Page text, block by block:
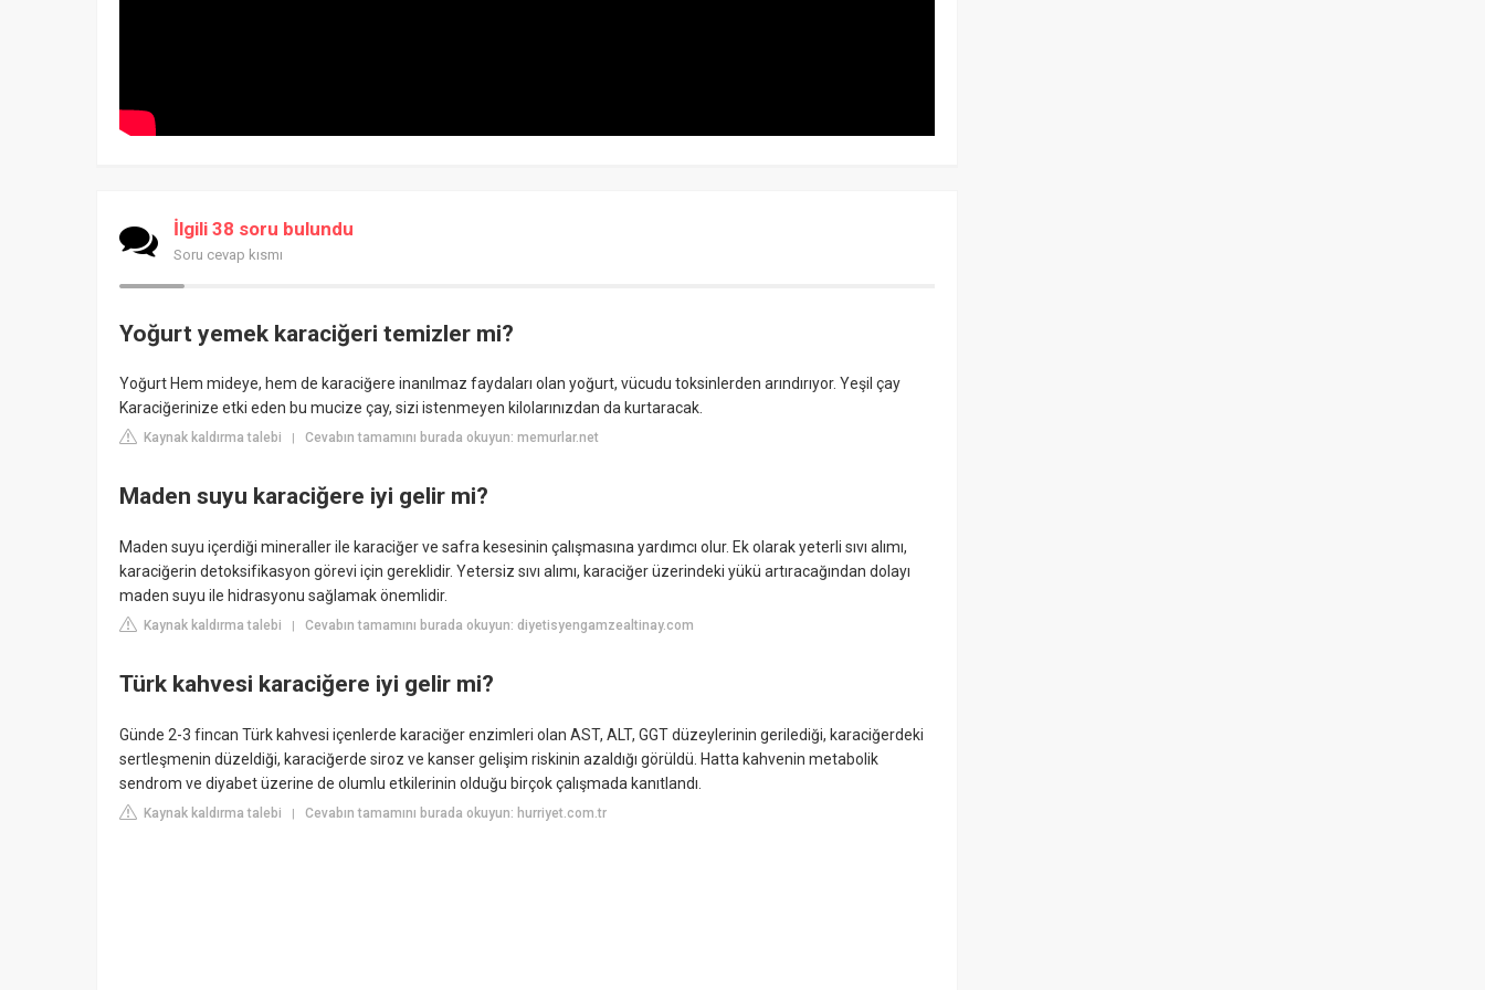
İlgili 38 soru bulundu
Soru cevap kısmı
Yoğurt yemek karaciğeri temizler mi?
Yoğurt Hem mideye, hem de karaciğere inanılmaz faydaları olan yoğurt, vücudu toksinlerden arındırıyor. Yeşil çay
Karaciğerinize etki eden bu mucize çay, sizi istenmeyen kilolarınızdan da kurtaracak.
Kaynak kaldırma talebi | Cevabın tamamını burada okuyun: memurlar.net
Maden suyu karaciğere iyi gelir mi?
Maden suyu içerdiği mineraller ile karaciğer ve safra kesesinin çalışmasına yardımcı olur. Ek olarak yeterli sıvı alımı,
karaciğerin detoksifikasyon görevi için gereklidir. Yetersiz sıvı alımı, karaciğer üzerindeki yükü artıracağından dolayı
maden suyu ile hidrasyonu sağlamak önemlidir.
Kaynak kaldırma talebi | Cevabın tamamını burada okuyun: diyetisyengamzealtinay.com
Türk kahvesi karaciğere iyi gelir mi?
Günde 2-3 fincan Türk kahvesi içenlerde karaciğer enzimleri olan AST, ALT, GGT düzeylerinin gerilediği, karaciğerdeki
sertleşmenin düzeldiği, karaciğerde siroz ve kanser gelişim riskinin azaldığı görüldü. Hatta kahvenin metabolik
sendrom ve diyabet üzerine de olumlu etkilerinin olduğu birçok çalışmada kanıtlandı.
Kaynak kaldırma talebi | Cevabın tamamını burada okuyun: hurriyet.com.tr